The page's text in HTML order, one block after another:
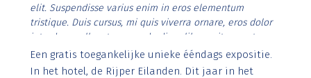
elit. Suspendisse varius enim in eros elementum
tristique. Duis cursus, mi quis viverra ornare, eros dolor
interdum nulla, ut commodo diam libero vitae erat.
Aenean faucibus nibh et justo cursus id rutrum lorem
imperdiet. Nunc ut sem vitae risus tristique posuere.
Een gratis toegankelijke unieke ééndags expositie.
In het hotel, de Rijper Eilanden. Dit jaar in het